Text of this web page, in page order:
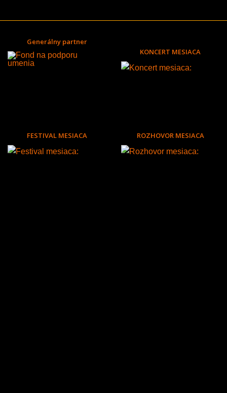
Generálny partner
KONCERT MESIACA
FESTIVAL MESIACA ROZHOVOR MESIACA